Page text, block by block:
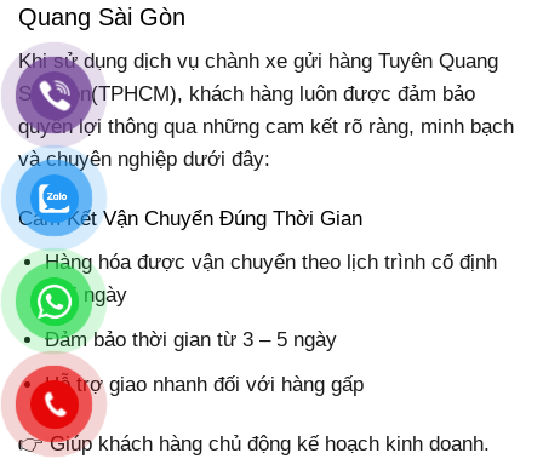
Quang Sài Gòn
Khi sử dụng dịch vụ chành xe gửi hàng Tuyên Quang
Sài Gòn(TPHCM), khách hàng luôn được đảm bảo
quyền lợi thông qua những cam kết rõ ràng, minh bạch
và chuyên nghiệp dưới đây:
Cam Kết Vận Chuyển Đúng Thời Gian
Hàng hóa được vận chuyển theo lịch trình cố định
mỗi ngày
Đảm bảo thời gian từ 3 – 5 ngày
Hỗ trợ giao nhanh đối với hàng gấp
👉 Giúp khách hàng chủ động kế hoạch kinh doanh.